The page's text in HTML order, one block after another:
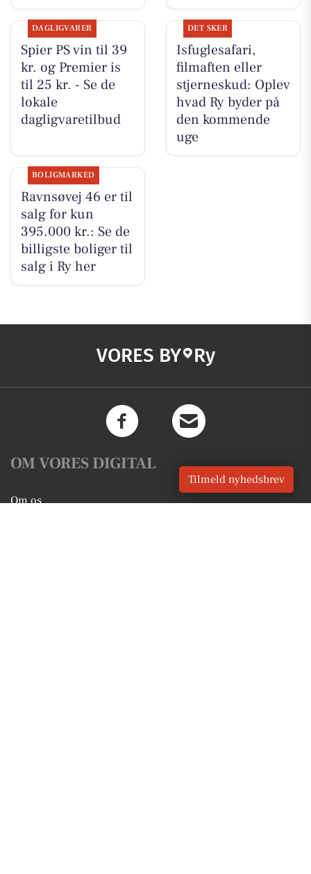
DAGLIGVARER
Spier PS vin til 39
kr. og Premier is
til 25 kr. - Se de
lokale
dagligvaretilbud
DET SKER
Isfuglesafari,
filmaften eller
stjerneskud: Oplev
hvad Ry byder på
den kommende
uge
BOLIGMARKED
Ravnsøvej 46 er til
salg for kun
395.000 kr.: Se de
billigste boliger til
salg i Ry her
VORES BY Ry
OM VORES DIGITAL
Om os
Tilmeld nyhedsbrev